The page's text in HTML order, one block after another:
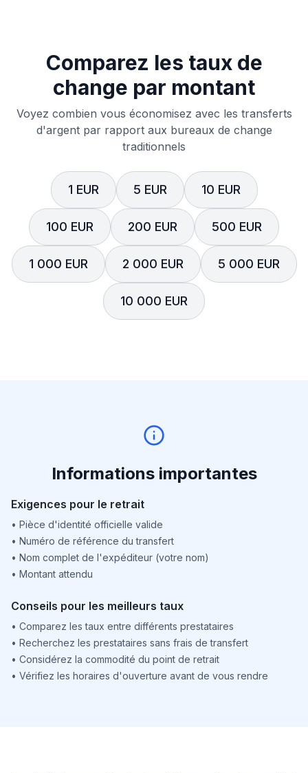
Comparez les taux de
change par montant
Voyez combien vous économisez avec les transferts
d'argent par rapport aux bureaux de change
traditionnels
1 EUR 5 EUR 10 EUR
100 EUR 200 EUR 500 EUR
1 000 EUR 2 000 EUR 5 000 EUR
10 000 EUR
Informations importantes
Exigences pour le retrait
• Pièce d'identité officielle valide
• Numéro de référence du transfert
• Nom complet de l'expéditeur (votre nom)
• Montant attendu
Conseils pour les meilleurs taux
• Comparez les taux entre différents prestataires
• Recherchez les prestataires sans frais de transfert
• Considérez la commodité du point de retrait
• Vérifiez les horaires d'ouverture avant de vous rendre